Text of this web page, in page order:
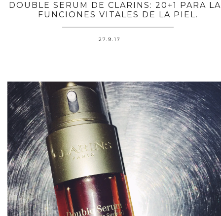
DOUBLE SERUM DE CLARINS: 20+1 PARA
FUNCIONES VITALES DE LA PIEL.
27.9.17